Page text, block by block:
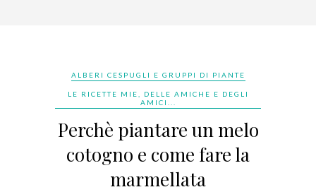
ALBERI CESPUGLI E GRUPPI DI PIANTE
LE RICETTE MIE, DELLE AMICHE E DEGLI
AMICI...
Perchè piantare un melo
cotogno e come fare la
marmellata